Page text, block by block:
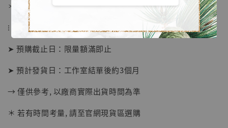
【店內現貨】海賊王 系列蒐藏雕像 布魯克達
摩 [7STARS Studio]
NT$ 1,500
＊運費合理 請安心選購
⁝
➤ 預購截止日：限量額滿即止
➤ 預計發貨日：工作室結單後約3個月
→ 僅供參考, 以廠商實際出貨時間為準
＊ 若有時間考量, 請至官網現貨區選購